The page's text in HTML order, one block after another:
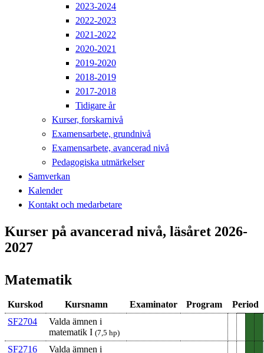
2023-2024
2022-2023
2021-2022
2020-2021
2019-2020
2018-2019
2017-2018
Tidigare år
Kurser, forskarnivå
Examensarbete, grundnivå
Examensarbete, avancerad nivå
Pedagogiska utmärkelser
Samverkan
Kalender
Kontakt och medarbetare
Kurser på avancerad nivå, läsåret 2026-
2027
Matematik
Kurskod Kursnamn Examinator Program
Period
SF2704
Valda ämnen i
matematik I (7,5 hp)
SF2716
Valda ämnen i